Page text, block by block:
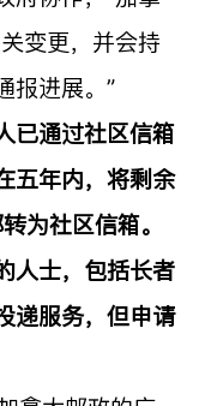
变更，并会持
报进展。”
已通过社区信箱
五年内，将剩余
为社区信箱。
人士，包括长者
递服务，但申请